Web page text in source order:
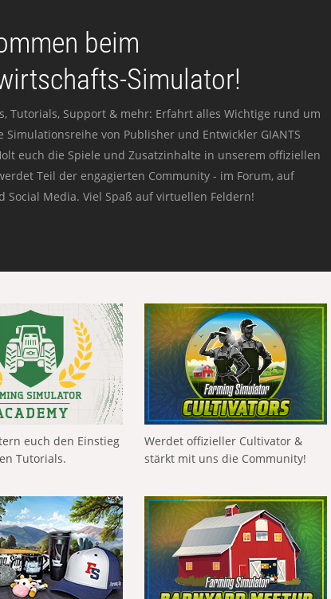
beim
Simulator!
Tutorials, Support & mehr: Erfahrt alles Wichtige rund um
Simulationsreihe von Publisher und Entwickler GIANTS
euch die Spiele und Zusatzinhalte in unserem offiziellen
Teil der engagierten Community - im Forum, auf
Social Media. Viel Spaß auf virtuellen Feldern!
euch den Einstieg
Tutorials.
Werdet offizieller Cultivator &
stärkt mit uns die Community!